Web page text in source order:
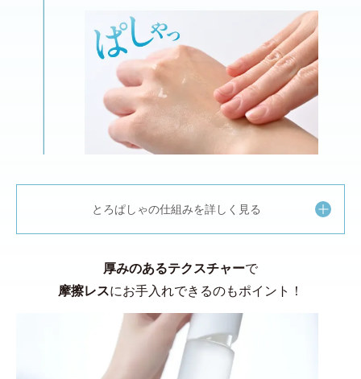
とろぱしゃの仕組みを詳しく見る
厚みのあるテクスチャーで
摩擦レスにお手入れできるのもポイント！